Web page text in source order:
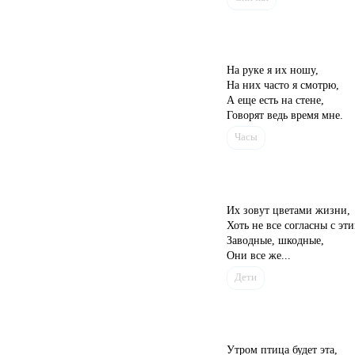
На руке я их ношу,
На них часто я смотрю,
А еще есть на стене,
Говорят ведь время мне.
Часы
Их зовут цветами жизни,
Хоть не все согласны с
Заводные, шкодные,
Они все же...
Дети
Утром птица будет эта,